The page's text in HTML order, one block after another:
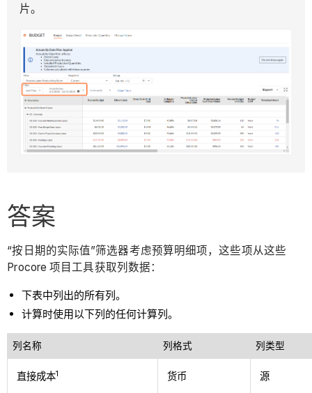
片。
答案
“按日期的实际值”筛选器考虑预算明细项，这些项从这些
Procore 项目工具获取列数据：
下表中列出的所有列。
计算时使用以下列的任何计算列。
列名称 列格式 列类型
直接成本1 货币 源